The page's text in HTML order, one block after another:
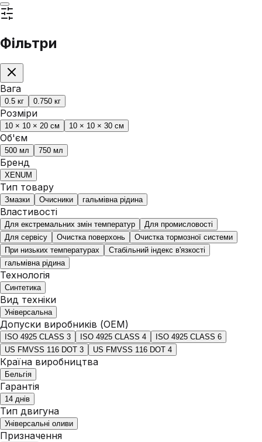
Фільтри
Вага
0.5 кг 0.750 кг
Розміри
10 × 10 × 20 см 10 × 10 × 30 см
Об'єм
500 мл 750 мл
Бренд
XENUM
Тип товару
Змазки Очисники гальмівна рідина
Властивості
Для екстремальних змін температур
Для промисловості
Для сервісу
Очистка поверхонь
Очистка тормозної системи
При низьких температурах
Стабільний індекс в'язкості
гальмівна рідина
Технологія
Синтетика
Вид техніки
Універсальна
Допуски виробників (ОЕМ)
ISO 4925 CLASS 3 ISO 4925 CLASS 4
ISO 4925 CLASS 6
US FMVSS 116 DOT 3
US FMVSS 116 DOT 4
Країна виробництва
Бельгія
Гарантія
14 днів
Тип двигуна
Універсальні оливи
Призначення